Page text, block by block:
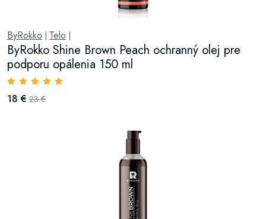
ByRokko Telo
ByRokko Shine Brown Peach ochranný olej pre
podporu opálenia 150 ml
18 € 23 €